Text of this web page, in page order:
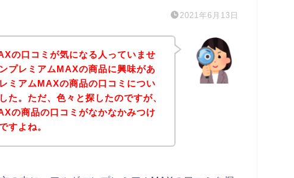
2021年6月13日
の口コミが気になる人っていませ
プレミアムMAXの商品に興味があ
ミアムMAXの商品の口コミについ
た。ただ、色々と探したのですが、
の商品の口コミがなかなかみつけ
すよね。